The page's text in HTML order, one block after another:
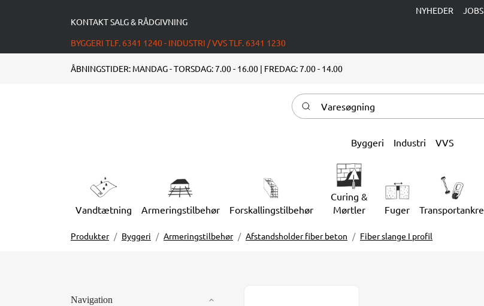
KONTAKT SALG & RÅDGIVNING
NYHEDER JOBS
BYGGERI TLF. 6341 1240 - INDUSTRI / VVS TLF. 6341 1230
ÅBNINGSTIDER: MANDAG - TORSDAG: 7.00 - 16.00 | FREDAG: 7.00 - 14.00
Varesøgning
Byggeri Industri VVS
Vandtætning Armeringstilbehør Forskallingstilbehør
Curing &
Mørtler
Fuger Transportankre
Produkter Byggeri Armeringstilbehør Afstandsholder fiber beton Fiber slange I profil
Navigation